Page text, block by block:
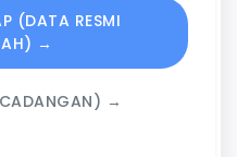
(DATA RESMI
→
→